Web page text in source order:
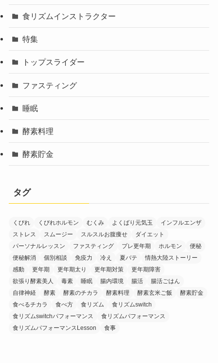
食リズムインストラクター
特集
トップスライダー
ファスティング
睡眠
酵素料理
酵素貯金
タグ
くびれ くびれホルモン むくみ よくばり元気玉
インフルエンザ
ストレス
スムージー スルスルお腹痩せ
ダイエット
パーソナルレッスン
ファスティング プレ更年期 ホルモン
便秘
便秘解消
個別相談 免疫力 冷え 夏バテ
情熱大陸ストーリー
感動
更年期 更年期太り 更年期対策
更年期障害
欲張り酵素美人
毒素 睡眠 腸内環境 腸活
腸活ごはん
自律神経
酵素 酵素のチカラ 酵素料理 酵素玄米ご飯
酵素貯金
食べるチカラ
食べ方 食リズム
食リズムswitch
食リズムswitchパフォーマンス
食リズムパフォーマンス
食リズムパフォーマンスLesson
食事